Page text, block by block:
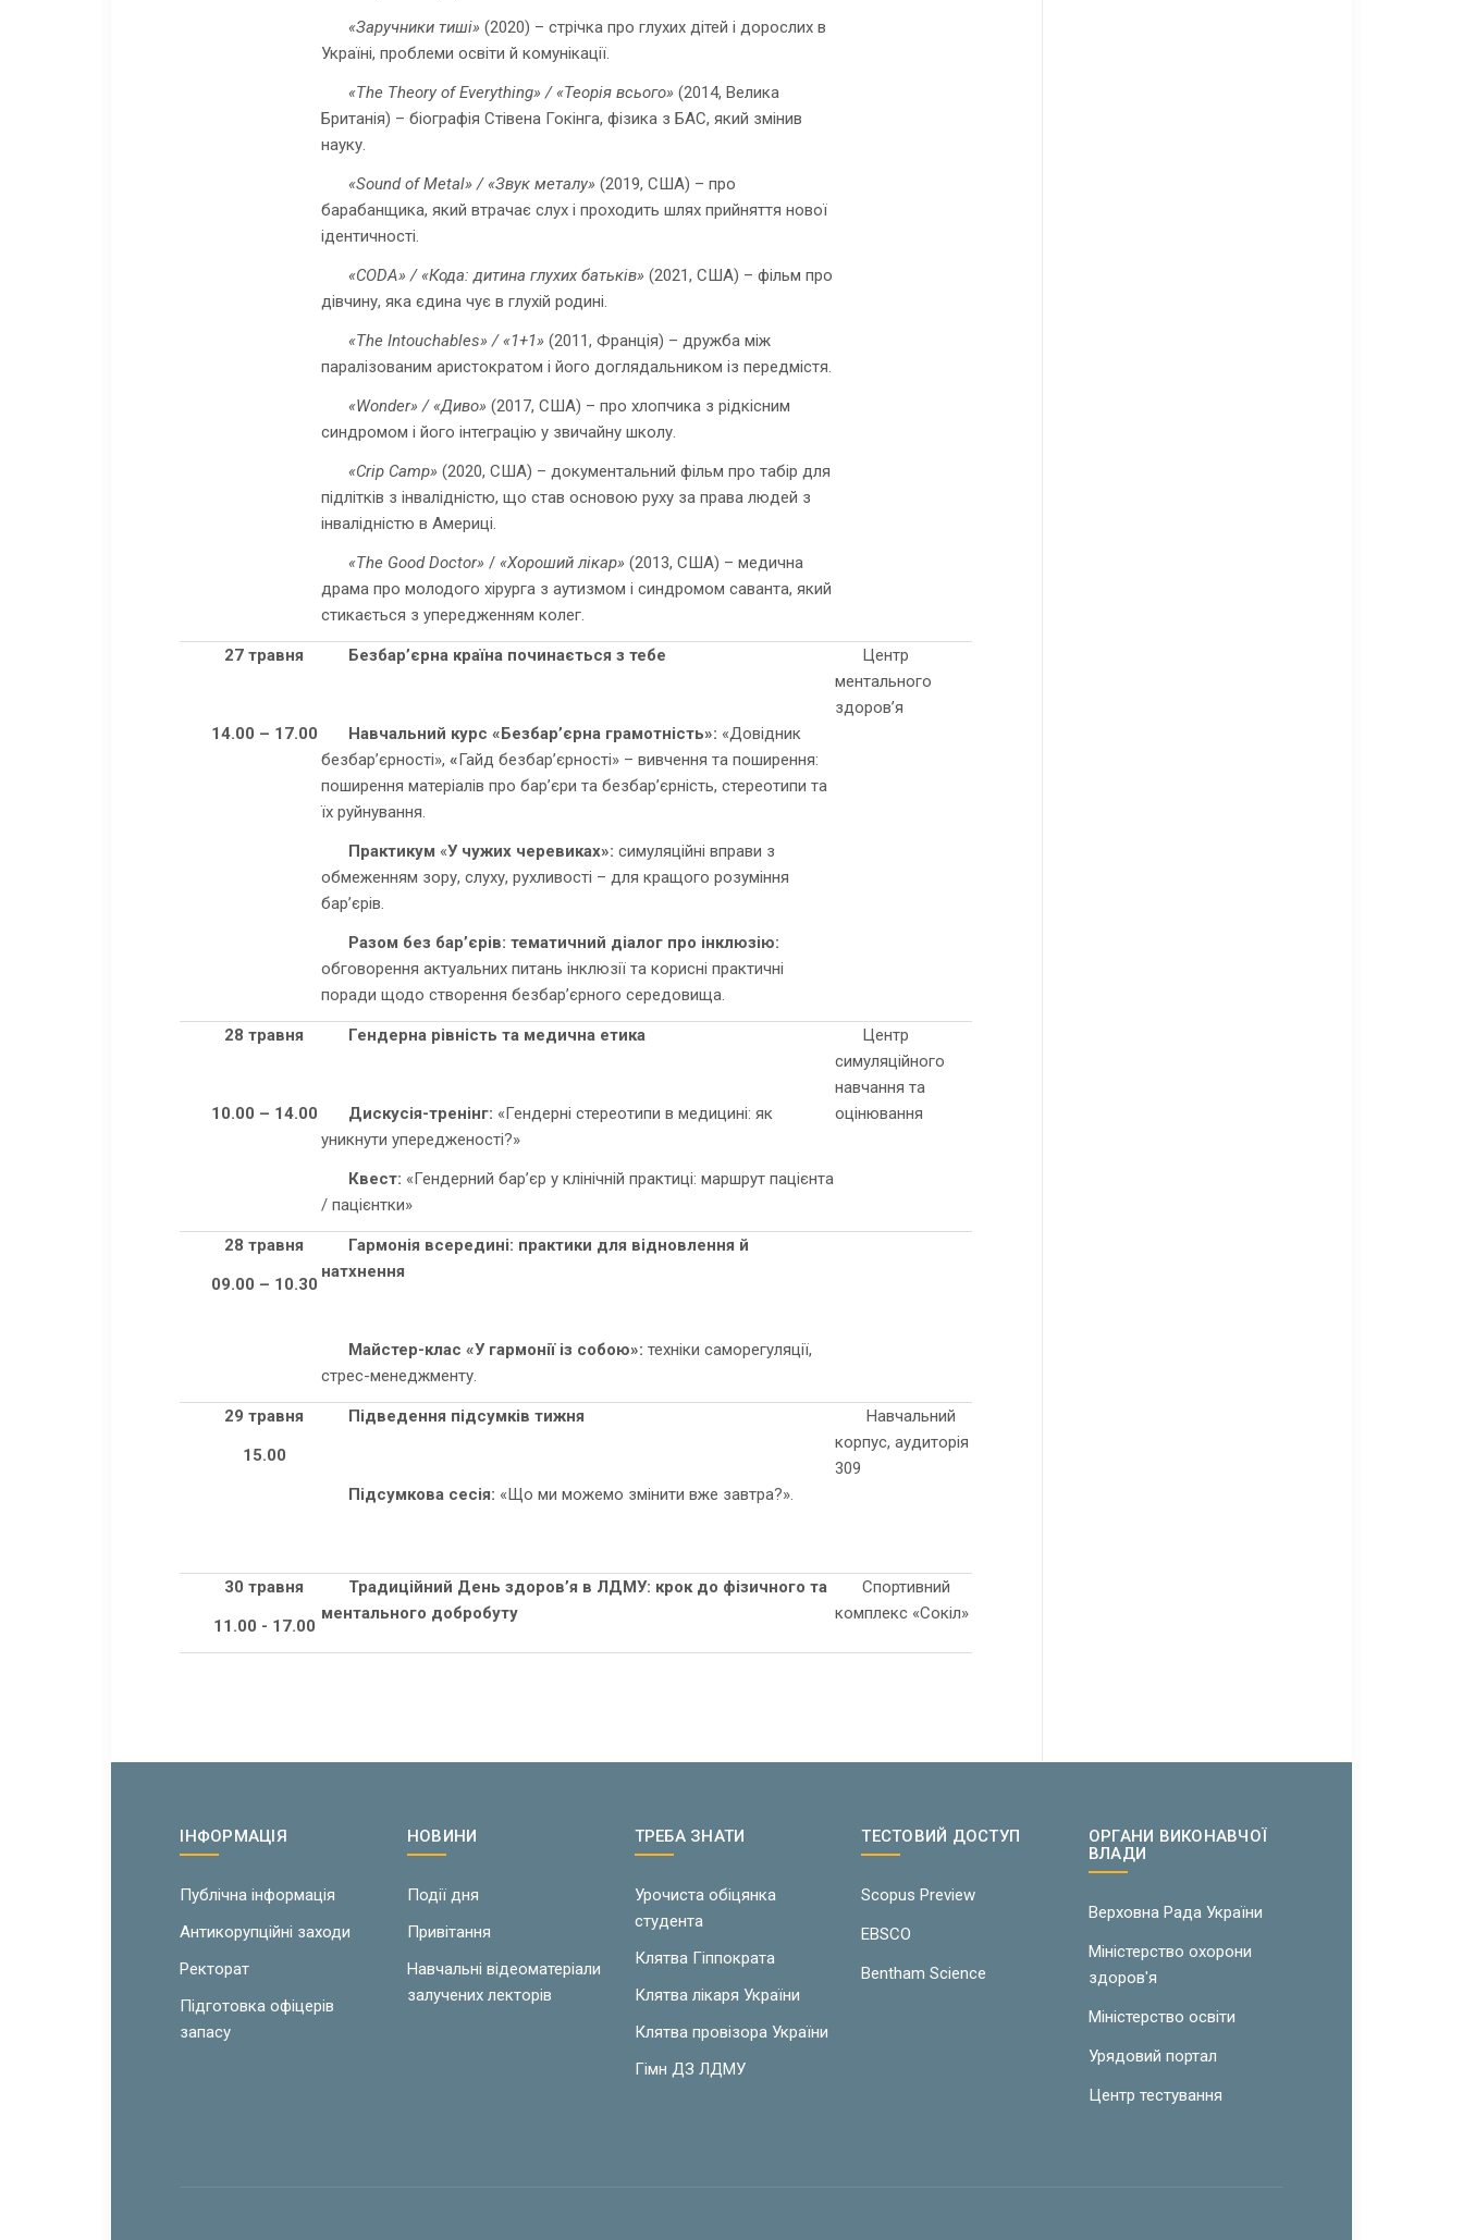
«Заручники тиші» (2020) – стрічка про глухих дітей і дорослих в
Україні, проблеми освіти й комунікації.
«The Theory of Everything» / «Теорія всього»(2014, Велика
Британія) – біографія Стівена Гокінга, фізика з БАС, який змінив
науку.
«Sound of Metal» / «Звук металу» (2019, США) – про
барабанщика, який втрачає слух і проходить шлях прийняття нової
ідентичності.
«CODA» / «Кода: дитина глухих батьків»(2021, США) – фільм про
дівчину, яка єдина чує в глухій родині.
«The Intouchables» / «1+1» (2011, Франція) – дружба між
паралізованим аристократом і його доглядальником із передмістя.
«Wonder» / «Диво» (2017, США) – про хлопчика з рідкісним
синдромом і його інтеграцію у звичайну школу.
«Crip Camp» (2020, США) – документальний фільм про табір для
підлітків з інвалідністю, що став основою руху за права людей з
інвалідністю в Америці.
«The Good Doctor» /«Хороший лікар» (2013, США) – медична
драма про молодого хірурга з аутизмом і синдромом саванта, який
стикається з упередженням колег.
27 травня
14.00 – 17.00
Безбар’єрна країна починається з тебе
Навчальний курс «Безбар’єрна грамотність»: «Довідник
безбар’єрності», « Гайд безбар’єрності» – вивчення та поширення:
поширення матеріалів про бар’єри та безбар’єрність, стереотипи та
їх руйнування.
Практикум «У чужих черевиках»:симуляційні вправи з
обмеженням зору, слуху, рухливості – для кращого розуміння
бар’єрів.
Разом без бар’єрів: тематичний діалог про інклюзію:
обговорення актуальних питань інклюзії та корисні практичні
поради щодо створення безбар’єрного середовища.
Центр
ментального
здоров’я
28 травня
10.00 – 14.00
Гендерна рівність та медична етика
Дискусія-тренінг: «Гендерні стереотипи в медицині: як
уникнути упередженості?»
Квест: «Гендерний бар’єр у клінічній практиці: маршрут пацієнта
/ пацієнтки»
Центр
симуляційного
навчання та
оцінювання
28 травня
09.00 – 10.30
Гармонія всередині: практики для відновлення й
натхнення
Майстер-клас «У гармонії із собою»:техніки саморегуляції,
стрес-менеджменту.
29 травня
15.00
Підведення підсумків тижня
Підсумкова сесія: «Що ми можемо змінити вже завтра?».
Навчальний
корпус, аудиторія
309
30 травня
11.00 - 17.00
Традиційний День здоров’я в ЛДМУ: крок до фізичного та
ментального добробуту
Спортивний
комплекс «Сокіл»
ІНФОРМАЦІЯ
Публічна інформація
Антикорупційні заходи
Ректорат
Підготовка офіцерів
запасу
НОВИНИ
Події дня
Привітання
Навчальні відеоматеріали
залучених лекторів
ТРЕБА ЗНАТИ
Урочиста обіцянка
студента
Клятва Гіппократа
Клятва лікаря України
Клятва провізора України
Гімн ДЗ ЛДМУ
ТЕСТОВИЙ ДОСТУП
Scopus Preview
EBSCO
Bentham Science
ОРГАНИ ВИКОНАВЧОЇ
ВЛАДИ
Верховна Рада України
Міністерство охорони
здоров'я
Міністерство освіти
Урядовий портал
Центр тестування